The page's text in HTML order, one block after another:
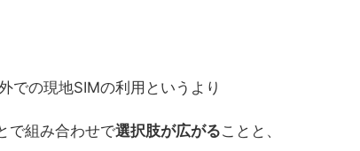
での現地SIMの利用というより
で組み合わせで選択肢が広がることと、